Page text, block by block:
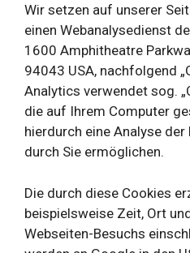
Wir setzen auf unserer
einen Webanalysedienst
1600 Amphitheatre
94043 USA, nachfolgend
Analytics verwendet sog.
die auf Ihrem Computer
hierdurch eine Analyse
durch Sie ermöglichen.
Die durch diese Cookies
beispielsweise Zeit, Ort
Webseiten-Besuchs